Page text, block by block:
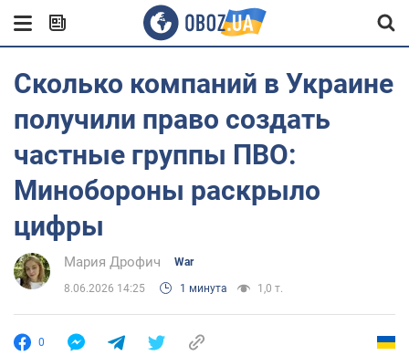
Сколько компаний в Украине
получили право создать
частные группы ПВО:
Минобороны раскрыло
цифры
Мария Дрофич War
8.06.2026 14:25 1 минута 1,0 т.
0